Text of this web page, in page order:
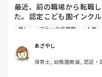
最近、前の職場から転職
た。認定こども園インク
当していたものです。
のか知りたくて書きます。
前職の保育園でこんなこ
脅し ブラック保育園 人権
あざやし
保育士, 幼稚園教諭, 認証・